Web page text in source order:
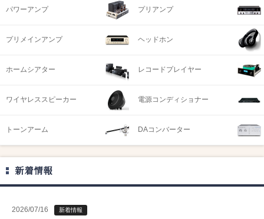
パワーアンプ プリアンプ
プリメインアンプ ヘッドホン
ホームシアター レコードプレイヤー
ワイヤレススピーカー 電源コンディショナー
トーンアーム DAコンバーター
新着情報
2026/07/16 新着情報